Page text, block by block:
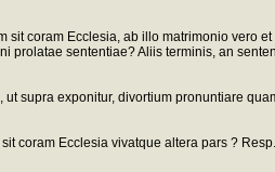
coram Ecclesia, ab illo matrimonio vero
prolatae sententiae? Aliis terminis, an
supra exponitur, divortium pronuntiare
coram Ecclesia vivatque altera pars ?